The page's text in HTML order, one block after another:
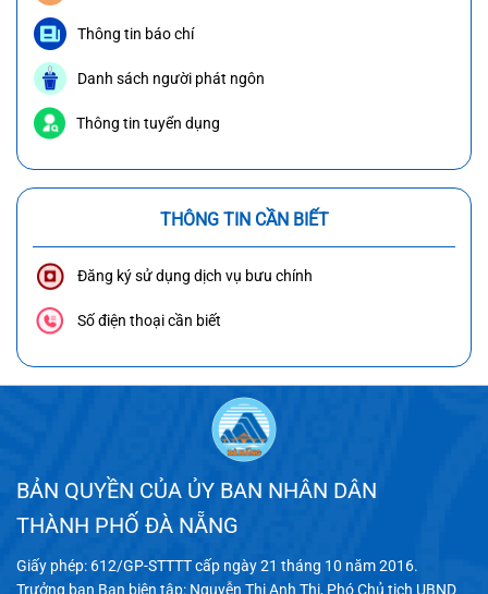
Thông tin báo chí
Danh sách người phát ngôn
Thông tin tuyển dụng
THÔNG TIN CẦN BIẾT
Đăng ký sử dụng dịch vụ bưu chính
Số điện thoại cần biết
BẢN QUYỀN CỦA ỦY BAN NHÂN DÂN
THÀNH PHỐ ĐÀ NẴNG
Giấy phép: 612/GP-STTTT cấp ngày 21 tháng 10 năm 2016.
Trưởng ban Ban biên tập: Nguyễn Thị Anh Thi, Phó Chủ tịch UBND